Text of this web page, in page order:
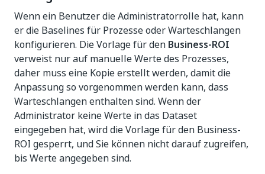
Wenn ein Benutzer die Administratorrolle hat, kann
er die Baselines für Prozesse oder Warteschlangen
konfigurieren. Die Vorlage für den Business-ROI
verweist nur auf manuelle Werte des Prozesses,
daher muss eine Kopie erstellt werden, damit die
Anpassung so vorgenommen werden kann, dass
Warteschlangen enthalten sind. Wenn der
Administrator keine Werte in das Dataset
eingegeben hat, wird die Vorlage für den Business-
ROI gesperrt, und Sie können nicht darauf zugreifen,
bis Werte angegeben sind.